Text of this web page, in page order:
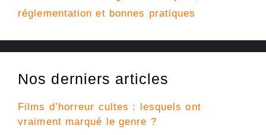
réglementation et bonnes pratiques
Nos derniers articles
Films d’horreur cultes : lesquels ont
vraiment marqué le genre ?